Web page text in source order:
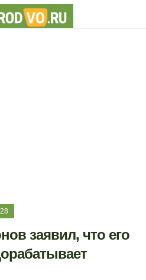
заявил, что его